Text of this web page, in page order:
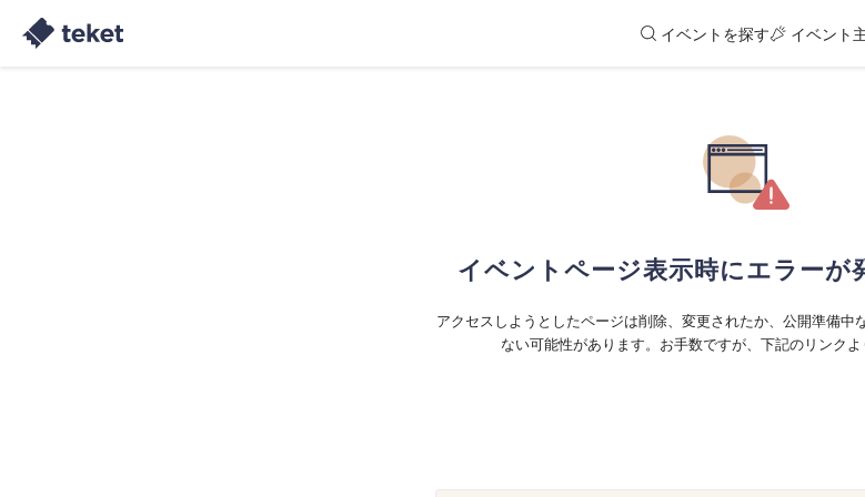
イベントを探す イベント
イベントページ表示時にエラーが
アクセスしようとしたページは削除、変更されたか、公開準備中
ない可能性があります。お手数ですが、下記のリンクよ